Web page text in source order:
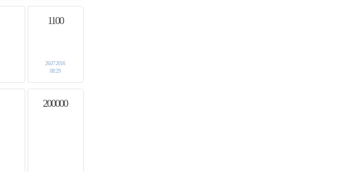
1100
26.07.2016
08:29
200000